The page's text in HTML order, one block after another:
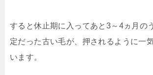
すると休止期に入ってあと3～4ヵ月の
定だった古い毛が、押されるように一
います。